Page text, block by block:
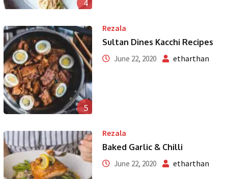
4
5
Rezala
Sultan Dines Kacchi Recipes
June 22, 2020 etharthan
Rezala
Baked Garlic & Chilli
June 22, 2020 etharthan